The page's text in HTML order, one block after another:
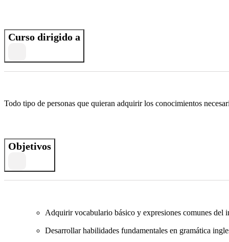
Curso dirigido a
Todo tipo de personas que quieran adquirir los conocimientos
Objetivos
Adquirir vocabulario básico y expresiones comunes del
Desarrollar habilidades fundamentales en gramática